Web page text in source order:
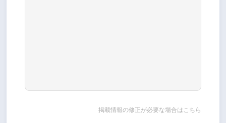
掲載情報の修正が必要な場合はこちら